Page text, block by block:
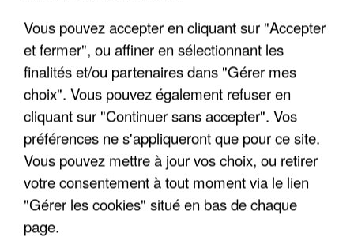
APRÈS TOUTES CES CANICULES, LES REFUGES
DE FAUNE SAUVAGE SONT...
Vous pouvez accepter en cliquant sur "Accepter
et fermer", ou affiner en sélectionnant les
finalités et/ou partenaires dans "Gérer mes
choix". Vous pouvez également refuser en
cliquant sur "Continuer sans accepter". Vos
préférences ne s'appliqueront que pour ce site.
Vous pouvez mettre à jour vos choix, ou retirer
votre consentement à tout moment via le lien
"Gérer les cookies" situé en bas de chaque
page.